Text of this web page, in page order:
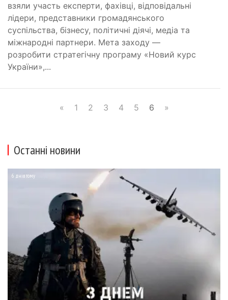
взяли участь експерти, фахівці, відповідальні
лідери, представники громадянського
суспільства, бізнесу, політичні діячі, медіа та
міжнародні партнери. Мета заходу —
розробити стратегічну програму «Новий курс
України»,...
« 1 2 3 4 5 6 »
Останні новини
6 днів тому